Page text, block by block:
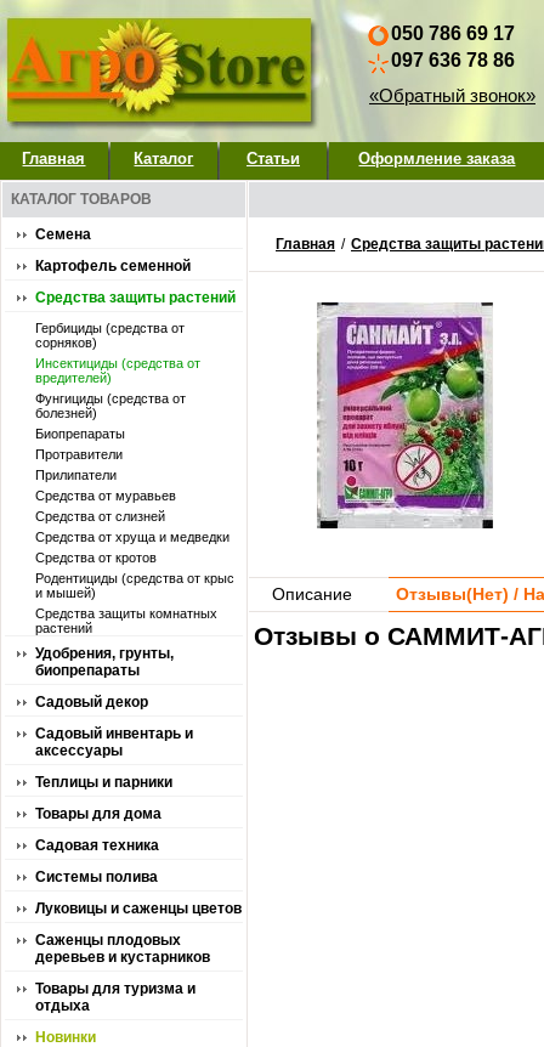
050 786 69 17
097 636 78 86
«Обратный звонок»
Главная Каталог Статьи Оформление заказа
КАТАЛОГ ТОВАРОВ
Семена
Картофель семенной
Средства защиты растений
Гербициды (средства от
сорняков)
Инсектициды (средства от
вредителей)
Фунгициды (средства от
болезней)
Биопрепараты
Протравители
Прилипатели
Средства от муравьев
Средства от слизней
Средства от хруща и медведки
Средства от кротов
Родентициды (средства от крыс
и мышей)
Средства защиты комнатных
растений
Удобрения, грунты,
биопрепараты
Садовый декор
Садовый инвентарь и
аксессуары
Теплицы и парники
Товары для дома
Садовая техника
Системы полива
Луковицы и саженцы цветов
Саженцы плодовых
деревьев и кустарников
Товары для туризма и
отдыха
Новинки
Главная / Средства защиты
Описание Отзывы(Нет) /
Отзывы о САММИТ-